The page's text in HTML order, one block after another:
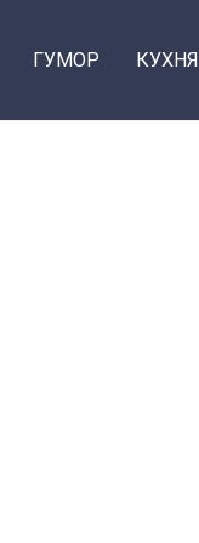
ГУМОР КУХНЯ